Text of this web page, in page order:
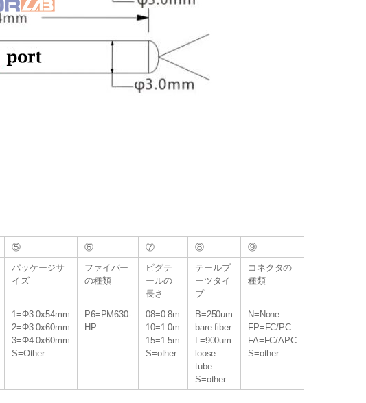
⑤ ⑥ ⑦ ⑧
⑨
パッケージサ
イズ
ファイバー
の種類
ピグテ
ールの
長さ
テールブ
ーツタイ
プ
コネクタの
種類
1=Φ3.0x54mm
2=Φ3.0x60mm
3=Φ4.0x60mm
S=Other
P6=PM630-
HP
08=0.8m
10=1.0m
15=1.5m
S=other
B=250um
bare fiber
L=900um
loose
tube
S=other
N=None
FP=FC/PC
FA=FC/APC
S=other